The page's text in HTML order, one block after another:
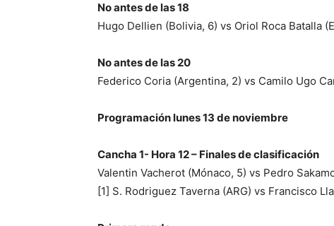
No antes de las 18
Hugo Dellien (Bolivia, 6) vs Oriol Roca Batalla
No antes de las 20
Federico Coria (Argentina, 2) vs Camilo Ugo
Programación lunes 13 de noviembre
Cancha 1- Hora 12 – Finales de clasificación
Valentin Vacherot (Mónaco, 5) vs Pedro
[1] S. Rodriguez Taverna (ARG) vs Francisco